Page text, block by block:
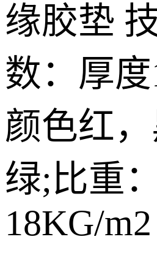
缘胶垫
数：厚度
颜色红，
绿;比重：
18KG/m2